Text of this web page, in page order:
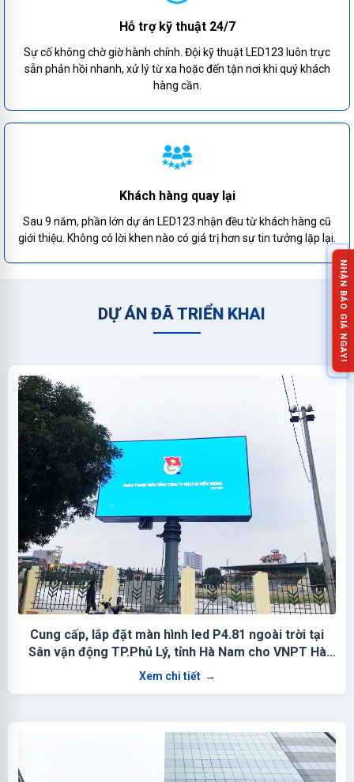
Hỗ trợ kỹ thuật 24/7
Sự cố không chờ giờ hành chính. Đội kỹ thuật LED123 luôn trực
sẵn phản hồi nhanh, xử lý từ xa hoặc đến tận nơi khi quý khách
hàng cần.
Khách hàng quay lại
Sau 9 năm, phần lớn dự án LED123 nhận đều từ khách hàng cũ
giới thiệu. Không có lời khen nào có giá trị hơn sự tin tưởng lặp lại.
DỰ ÁN ĐÃ TRIỂN KHAI
Cung cấp, lắp đặt màn hình led P4.81 ngoài trời tại
Sân vận động TP.Phủ Lý, tỉnh Hà Nam cho VNPT Hà
Nam
Xem chi tiết →
NHẬN BÁO GIÁ NGAY!